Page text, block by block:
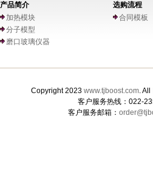
产品简介
加热模块
分子模型
磨口玻璃仪器
选购流程
合同模板
Copyright 2023 www.tjboost.com.
客户服务热线：022-
客户服务邮箱：